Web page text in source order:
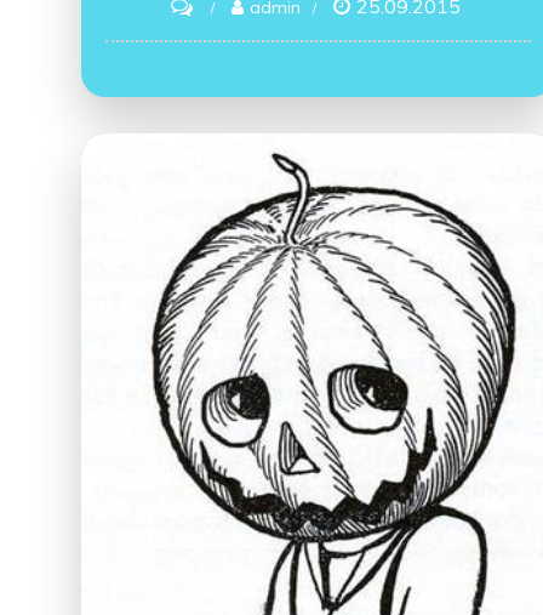
on
Чудесная
Тыквоголового
admin 25.09.2015